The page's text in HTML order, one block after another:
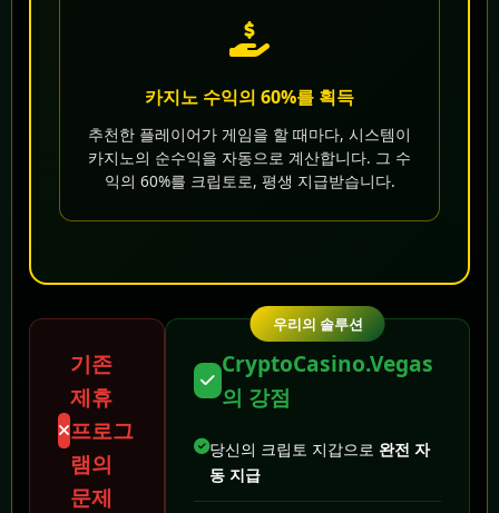
카지노 수익의 60%를 획득
추천한 플레이어가 게임을 할 때마다, 시스템이
카지노의 순수익을 자동으로 계산합니다. 그 수
익의 60%를 크립토로, 평생 지급받습니다.
기존
제휴
프로그
램의
문제
우리의 솔루션
CryptoCasino.Vegas
의 강점
당신의 크립토 지갑으로 완전 자
동 지급